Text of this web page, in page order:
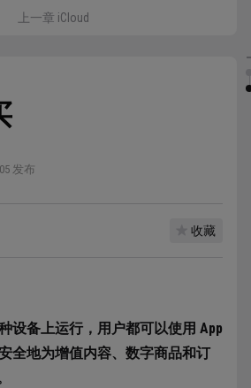
上一章 iCloud
发布
收藏
设备上运行，用户都可以使用 App
全地为增值内容、数字商品和订